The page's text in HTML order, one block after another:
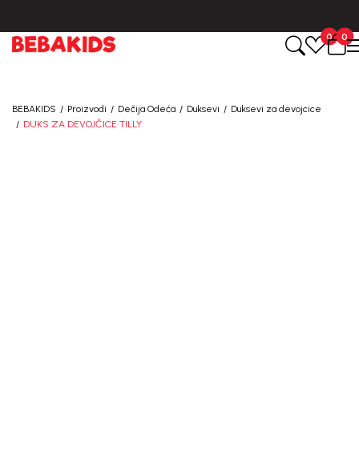
0
0
BEBAKIDS Proizvodi Dečija Odeća Duksevi
Duksevi za devojcice
DUKS ZA DEVOJČICE TILLY